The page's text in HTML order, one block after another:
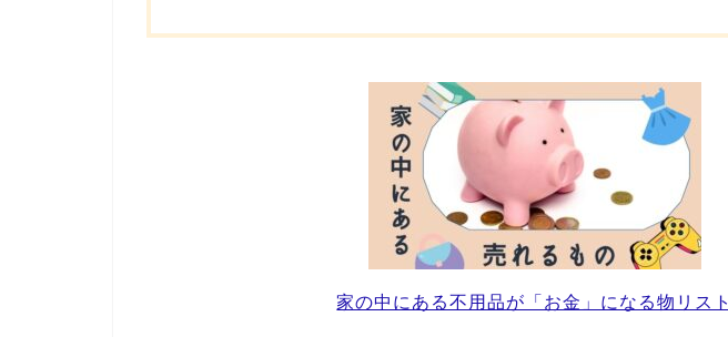
家の中にある不用品が「お金」になる物リスト